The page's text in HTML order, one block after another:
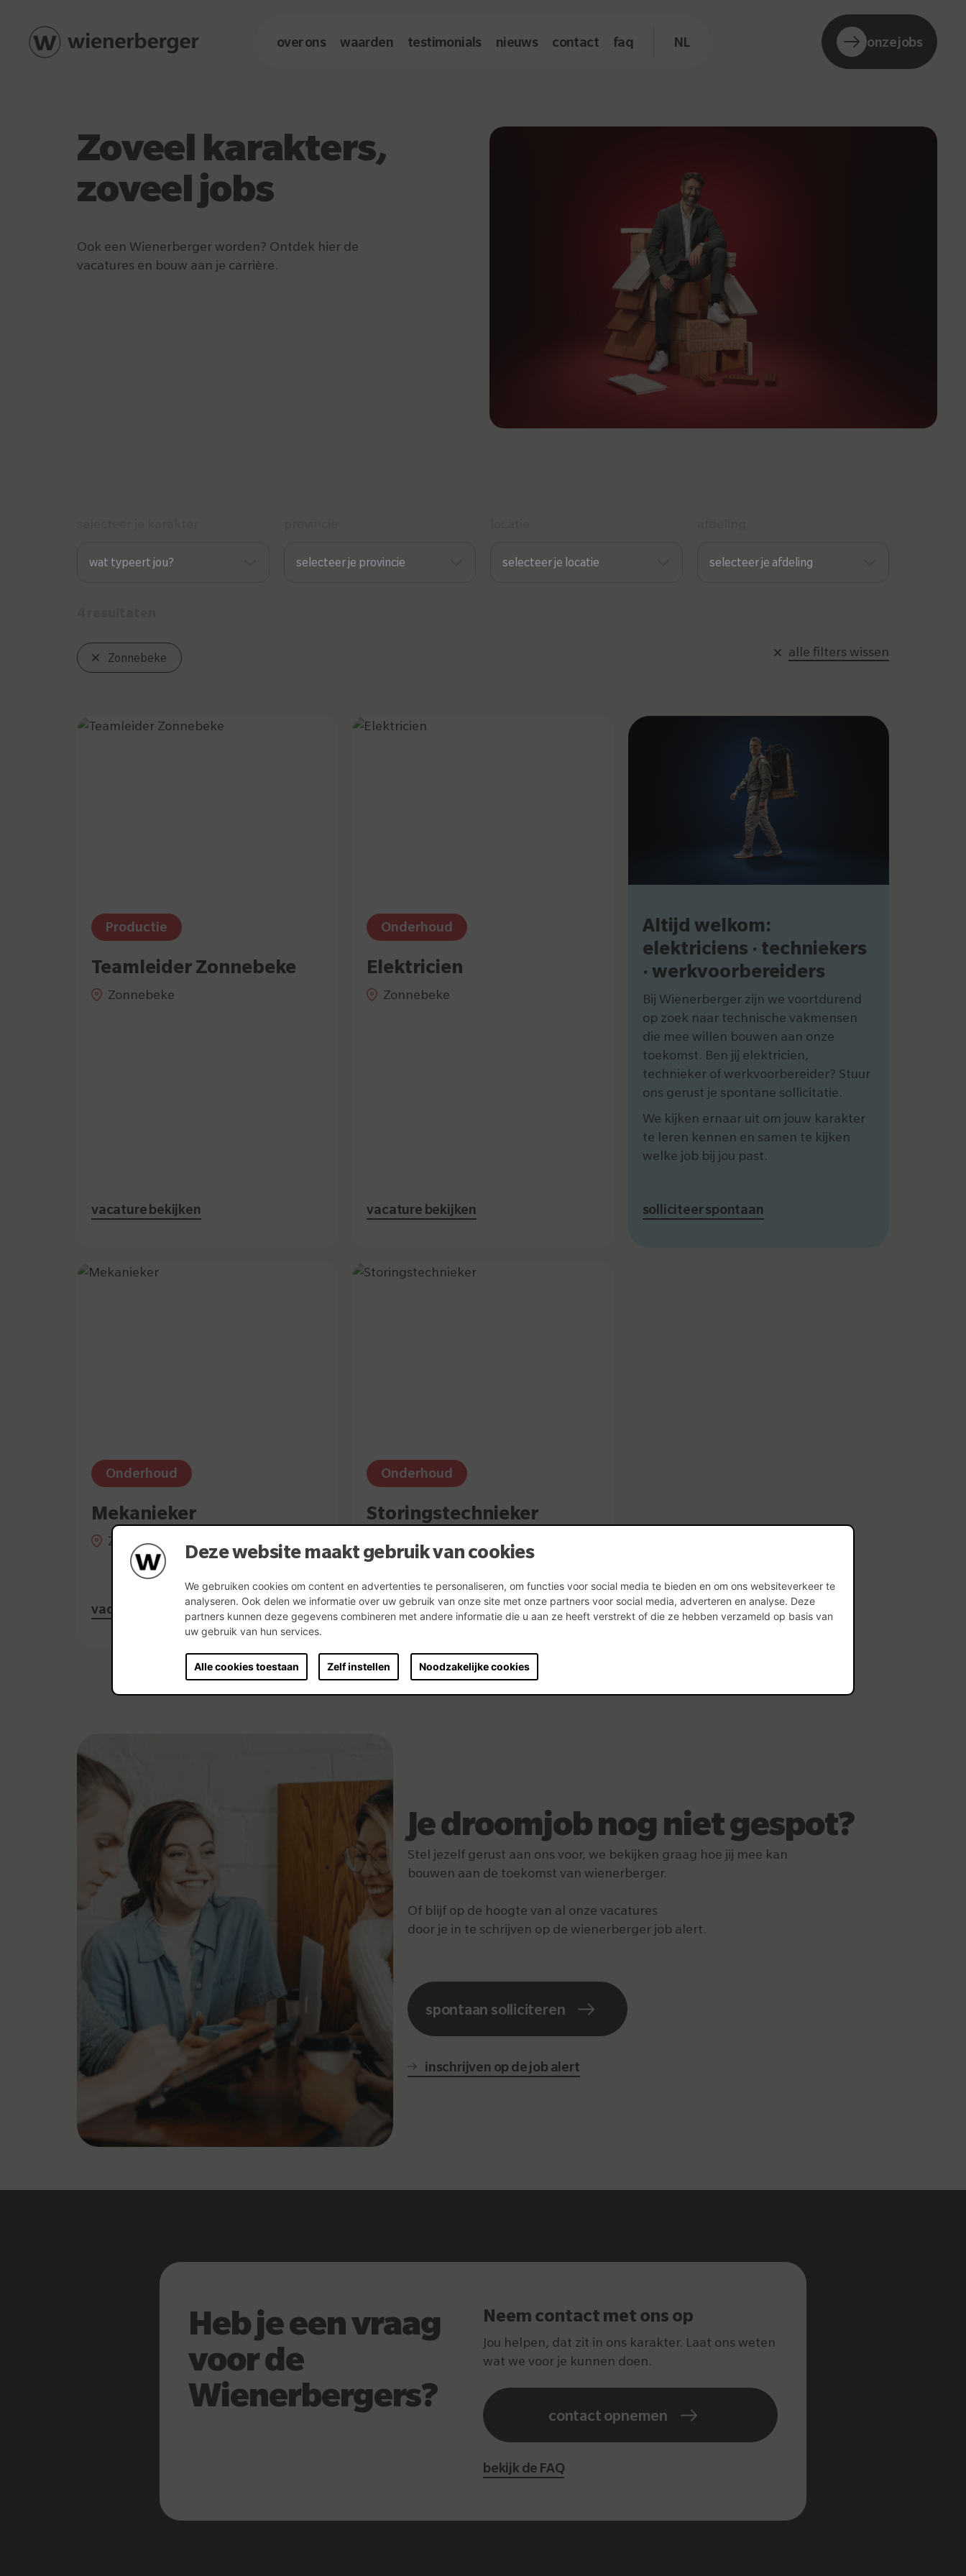
Deze website maakt gebruik van cookies
We gebruiken cookies om content en advertenties te personaliseren, om functies voor social media te bieden en om ons websiteverkeer te
analyseren. Ook delen we informatie over uw gebruik van onze site met onze partners voor social media, adverteren en analyse. Deze
partners kunnen deze gegevens combineren met andere informatie die u aan ze heeft verstrekt of die ze hebben verzameld op basis van
uw gebruik van hun services.
Alle cookies toestaan Zelf instellen Noodzakelijke cookies
over ons waarden testimonials nieuws contact faq NL onze jobs
Zoveel karakters,
zoveel jobs
Ook een Wienerberger worden? Ontdek hier de
vacatures en bouw aan je carrière.
wat typeert jou?
Innovatief
Oplettend
selecteer je provincie selecteer je locatie selecteer je afdeling
Zonnebeke alle filters wissen
Productie
Teamleider Zonnebeke
Zonnebeke
vacature bekijken
Onderhoud
Elektricien
Zonnebeke
vacature bekijken
Altijd welkom:
elektriciens · techniekers
· werkvoorbereiders
Bij Wienerberger zijn we voortdurend
op zoek naar technische vakmensen
die mee willen bouwen aan onze
toekomst. Ben jij elektricien,
technieker of werkvoorbereider? Stuur
ons gerust je spontane sollicitatie.
We kijken ernaar uit om jouw karakter
te leren kennen en samen te kijken
welke job bij jou past.
solliciteer spontaan
Onderhoud
Mekanieker
Zonnebeke
vacature bekijken
Onderhoud
Storingstechnieker
Zonnebeke
vacature bekijken
Je droomjob nog niet gespot?
Stel jezelf gerust aan ons voor, we bekijken graag hoe jij mee kan
bouwen aan de toekomst van wienerberger.
Of blijf op de hoogte van al onze vacatures
door je in te schrijven op de wienerberger job alert.
spontaan solliciteren
inschrijven op de job alert
Heb je een vraag
voor de
Wienerbergers?
Neem contact met ons op
Jou helpen, dat zit in ons karakter. Laat ons weten
wat we voor je kunnen doen.
contact opnemen
bekijk de FAQ